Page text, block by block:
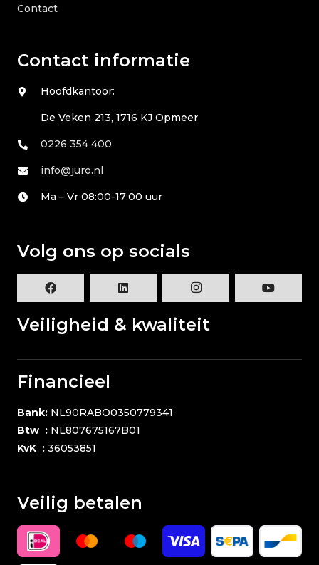
Contact
Contact informatie
Hoofdkantoor:
De Veken 213, 1716 KJ Opmeer
0226 354 400
info@juro.nl
Ma – Vr 08:00-17:00 uur
Volg ons op socials
Veiligheid & kwaliteit
Financieel
Bank: NL90RABO0350779341
Btw : NL807675167B01
KvK : 36053851
Veilig betalen